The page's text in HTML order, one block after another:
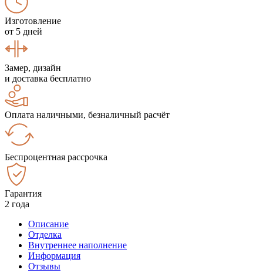
Изготовление
от 5 дней
Замер, дизайн
и доставка бесплатно
Оплата наличными, безналичный расчёт
Беспроцентная рассрочка
Гарантия
2 года
Описание
Отделка
Внутреннее наполнение
Информация
Отзывы